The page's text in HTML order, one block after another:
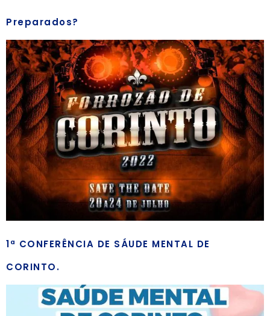
Preparados?
1ª CONFERÊNCIA DE SÁUDE MENTAL DE
CORINTO.